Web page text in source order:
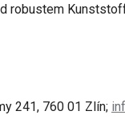
robustem
241, 760 01 Zlín;